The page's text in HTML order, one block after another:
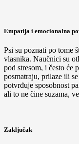
Empatija i emocionalna
Psi su poznati po tome
vlasnika. Naučnici su
pod stresom, i često će
posmatraju, prilaze ili
potvrđuje sposobnost
ali to ne čine suzama,
Zaključak